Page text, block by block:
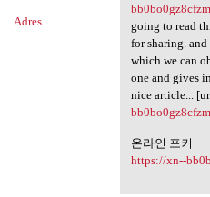
Adres
going to read
for sharing.
which we can
one and gives
nice article...
온라인 포커
https://xn--